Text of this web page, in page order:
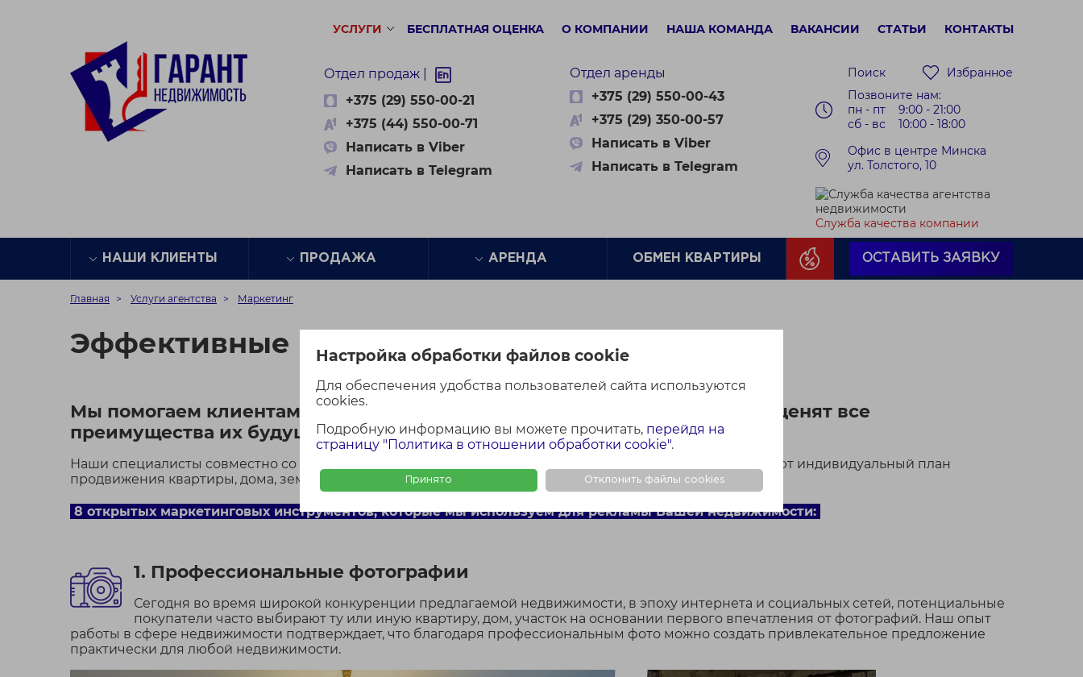
Настройка обработки файлов cookie
Для обеспечения удобства пользователей сайта используются
cookies.
Подробную информацию вы можете прочитать, перейдя на
страницу "Политика в отношении обработки cookie".
Принято Отклонить файлы cookies
УСЛУГИ БЕСПЛАТНАЯ ОЦЕНКА О КОМПАНИИ НАША КОМАНДА ВАКАНСИИ СТАТЬИ КОНТАКТЫ
Отдел продаж |
+375 (29) 550-00-21
+375 (44) 550-00-71
Написать в Viber
Написать в Telegram
Отдел аренды
+375 (29) 550-00-43
+375 (29) 350-00-57
Написать в Viber
Написать в Telegram
Поиск
Избранное
Позвоните нам:
пн - пт 9:00 - 21:00
сб - вс 10:00 - 18:00
Офис в центре Минска
ул. Толстого, 10
Служба качества компании
НАШИ КЛИЕНТЫ ПРОДАЖА АРЕНДА ОБМЕН КВАРТИРЫ ОСТАВИТЬ ЗАЯВКУ
Главная Услуги агентства Маркетинг
Эффективные инструменты маркетинга
Мы помогаем клиентам в короткие сроки найти покупателей, которые оценят все
преимущества их будущей недвижимости.
Наши специалисты совместно со специалистами отдела маркетинга и рекламы компании разрабатывают индивидуальный план
продвижения квартиры, дома, земельного участка.
8 открытых маркетинговых инструментов, которые мы используем для рекламы Вашей недвижимости:
1. Профессиональные фотографии
Сегодня во время широкой конкуренции предлагаемой недвижимости, в эпоху интернета и социальных сетей, потенциальные
покупатели часто выбирают ту или иную квартиру, дом, участок на основании первого впечатления от фотографий. Наш опыт
работы в сфере недвижимости подтверждает, что благодаря профессиональным фото можно создать привлекательное предложение
практически для любой недвижимости.